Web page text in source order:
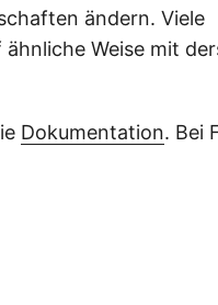
ändern. Viele
Weise mit
Dokumentation. Bei